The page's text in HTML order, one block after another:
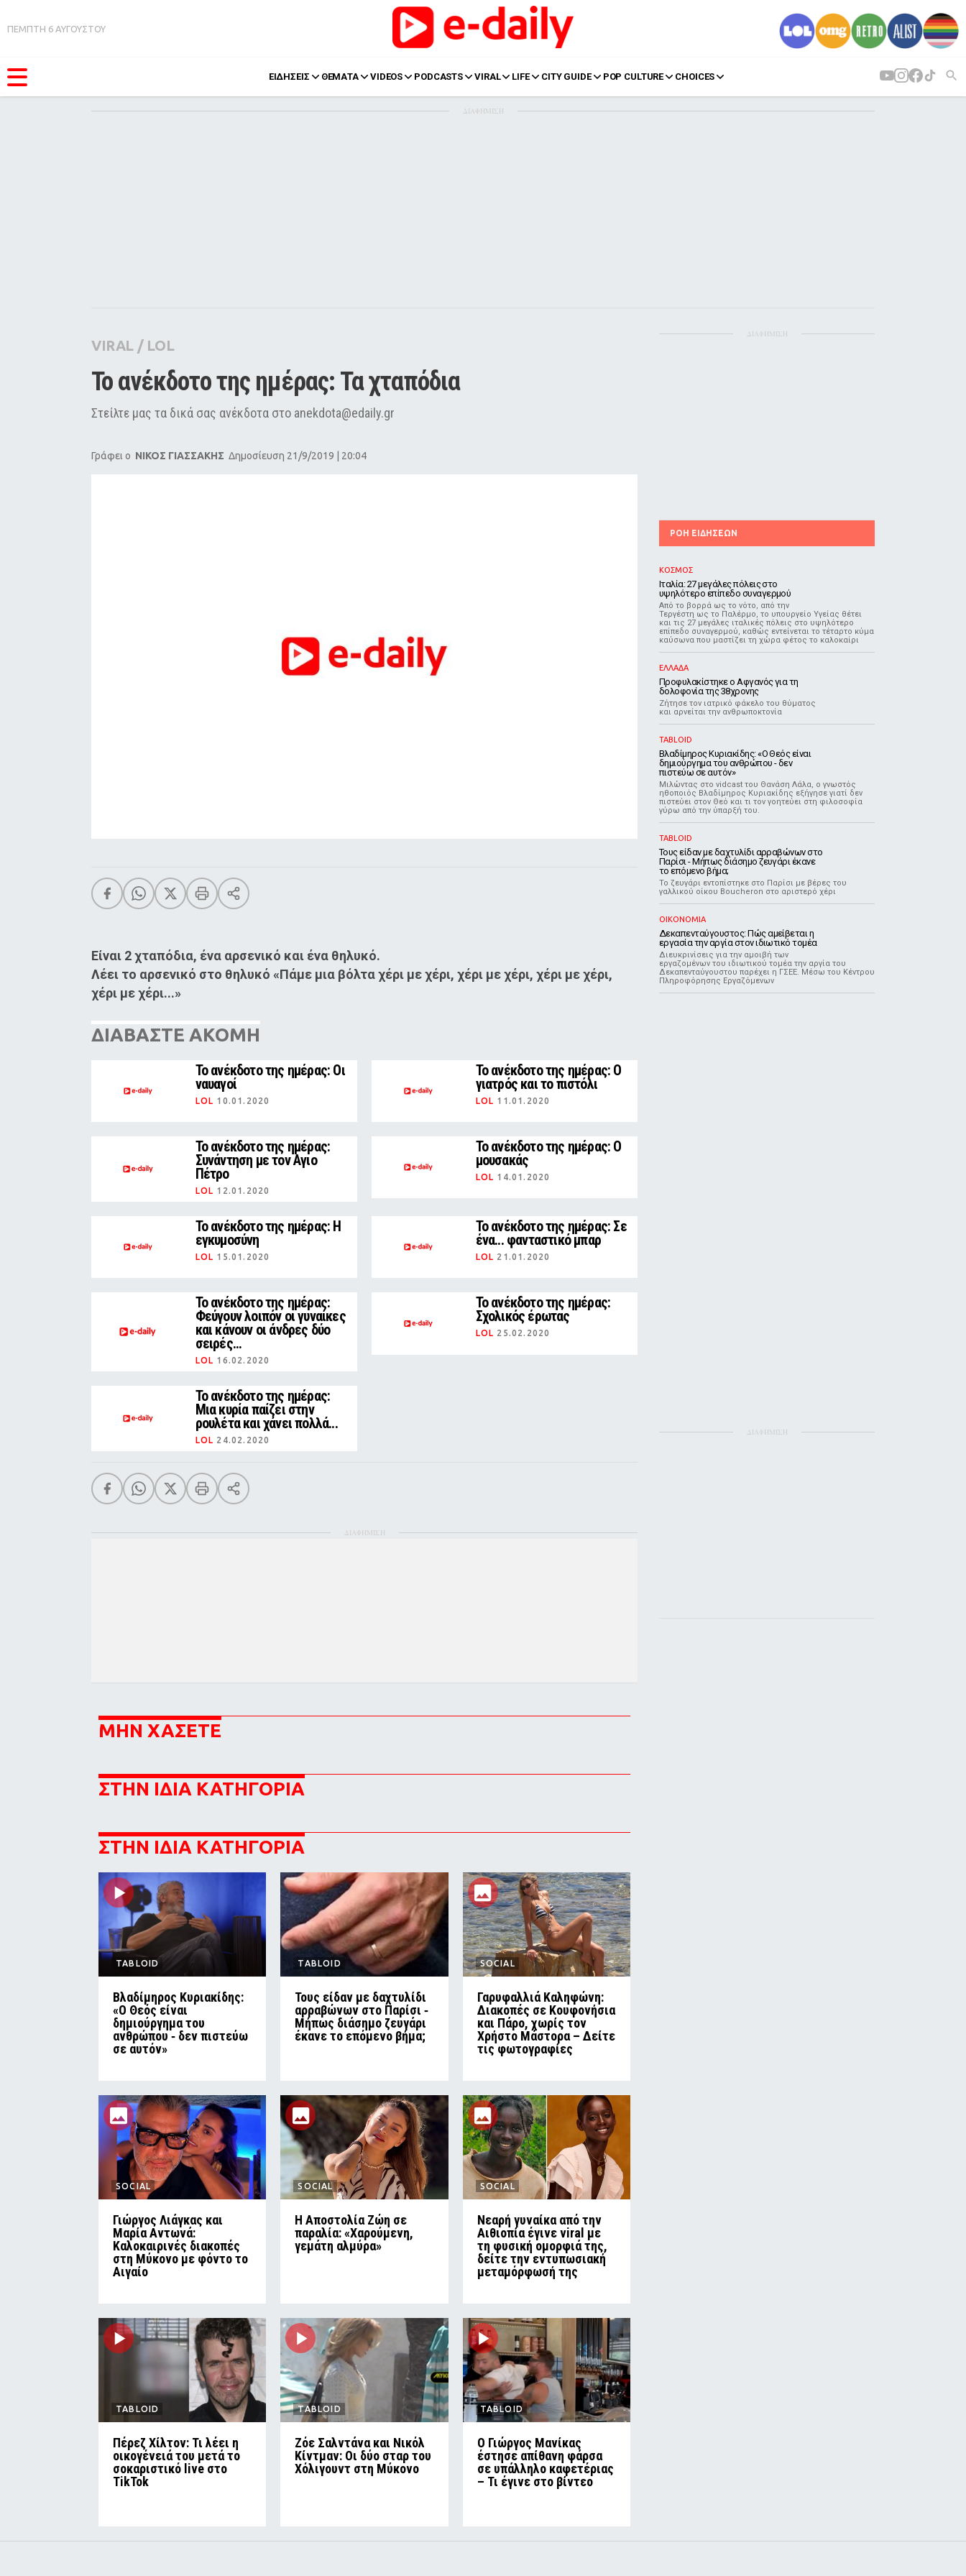
ΠΕΜΠΤΗ 6 ΑΥΓΟΥΣΤΟΥ
ΕΙΔΗΣΕΙΣ ΘΕΜΑΤΑ VIDEOS PODCASTS VIRAL LIFE CITY GUIDE POP CULTURE CHOICES
Pop Culture
Agenda
ΔΙΑΦΗΜΙΣΗ
VIRAL / LOL
Το ανέκδοτο της ημέρας: Τα χταπόδια
Στείλτε μας τα δικά σας ανέκδοτα στο anekdota@edaily.gr
Γράφει ο ΝΙΚΟΣ ΓΙΑΣΣΑΚΗΣ Δημοσίευση 21/9/2019 | 20:04
Είναι 2 χταπόδια, ένα αρσενικό και ένα θηλυκό.
Λέει το αρσενικό στο θηλυκό «Πάμε μια βόλτα χέρι με χέρι, χέρι με χέρι, χέρι με χέρι,
χέρι με χέρι...»
ΔΙΑΒΑΣΤΕ ΑΚΟΜΗ
Το ανέκδοτο της ημέρας: Οι
ναυαγοί
LOL 10.01.2020
Το ανέκδοτο της ημέρας: Ο
γιατρός και το πιστόλι
LOL 11.01.2020
Το ανέκδοτο της ημέρας:
Συνάντηση με τον Αγιο
Πέτρο
LOL 12.01.2020
Το ανέκδοτο της ημέρας: O
μουσακάς
LOL 14.01.2020
Το ανέκδοτο της ημέρας: Η
εγκυμοσύνη
LOL 15.01.2020
Το ανέκδοτο της ημέρας: Σε
ένα... φανταστικό μπαρ
LOL 21.01.2020
Το ανέκδοτο της ημέρας:
Φεύγουν λοιπόν οι γυναίκες
και κάνουν οι άνδρες δύο
σειρές...
LOL 16.02.2020
Το ανέκδοτο της ημέρας:
Σχολικός έρωτας
LOL 25.02.2020
Το ανέκδοτο της ημέρας:
Μια κυρία παίζει στην
ρουλέτα και χάνει πολλά...
LOL 24.02.2020
ΔΙΑΦΗΜΙΣΗ
ΜΗΝ ΧΑΣΕΤΕ
ΣΤΗΝ ΙΔΙΑ ΚΑΤΗΓΟΡΙΑ
ΣΤΗΝ ΙΔΙΑ ΚΑΤΗΓΟΡΙΑ
TABLOID
Βλαδίμηρος Κυριακίδης:
«Ο Θεός είναι
δημιούργημα του
ανθρώπου ‑ δεν πιστεύω
σε αυτόν»
TABLOID
Τους είδαν με δαχτυλίδι
αρραβώνων στο Παρίσι ‑
Μήπως διάσημο ζευγάρι
έκανε το επόμενο βήμα;
SOCIAL
Γαρυφαλλιά Καληφώνη:
Διακοπές σε Κουφονήσια
και Πάρο, χωρίς τον
Χρήστο Μάστορα – Δείτε
τις φωτογραφίες
SOCIAL
Γιώργος Λιάγκας και
Μαρία Αντωνά:
Καλοκαιρινές διακοπές
στη Μύκονο με φόντο το
Αιγαίο
SOCIAL
Η Αποστολία Ζώη σε
παραλία: «Χαρούμενη,
γεμάτη αλμύρα»
SOCIAL
Νεαρή γυναίκα από την
Αιθιοπία έγινε viral με
τη φυσική ομορφιά της,
δείτε την εντυπωσιακή
μεταμόρφωσή της
TABLOID
Πέρεζ Χίλτον: Τι λέει η
οικογένειά του μετά το
σοκαριστικό live στο
TikTok
TABLOID
Ζόε Σαλντάνα και Νικόλ
Κίντμαν: Οι δύο σταρ του
Χόλιγουντ στη Μύκονο
TABLOID
Ο Γιώργος Μανίκας
έστησε απίθανη φάρσα
σε υπάλληλο καφετέριας
– Τι έγινε στο βίντεο
ΔΙΑΦΗΜΙΣΗ
ΡΟΗ ΕΙΔΗΣΕΩΝ
ΚΟΣΜΟΣ
Ιταλία: 27 μεγάλες πόλεις στο
υψηλότερο επίπεδο συναγερμού
Από το βορρά ως το νότο, από την
Τεργέστη ως το Παλέρμο, το υπουργείο Υγείας θέτει
και τις 27 μεγάλες ιταλικές πόλεις στο υψηλότερο
επίπεδο συναγερμού, καθώς εντείνεται το τέταρτο κύμα
καύσωνα που μαστίζει τη χώρα φέτος το καλοκαίρι
ΕΛΛΑΔΑ
Προφυλακίστηκε ο Αφγανός για τη
δολοφονία της 38χρονης
Ζήτησε τον ιατρικό φάκελο του θύματος
και αρνείται την ανθρωποκτονία
TABLOID
Βλαδίμηρος Κυριακίδης: «Ο Θεός είναι
δημιούργημα του ανθρώπου - δεν
πιστεύω σε αυτόν»
Μιλώντας στο vidcast του Θανάση Λάλα, ο γνωστός
ηθοποιός Βλαδίμηρος Κυριακίδης εξήγησε γιατί δεν
πιστεύει στον Θεό και τι τον γοητεύει στη φιλοσοφία
γύρω από την ύπαρξή του.
TABLOID
Τους είδαν με δαχτυλίδι αρραβώνων στο
Παρίσι - Μήπως διάσημο ζευγάρι έκανε
το επόμενο βήμα;
Το ζευγάρι εντοπίστηκε στο Παρίσι με βέρες του
γαλλικού οίκου Boucheron στο αριστερό χέρι
ΟΙΚΟΝΟΜΙΑ
Δεκαπενταύγουστος: Πώς αμείβεται η
εργασία την αργία στον ιδιωτικό τομέα
Διευκρινίσεις για την αμοιβή των
εργαζομένων του ιδιωτικού τομέα την αργία του
Δεκαπενταύγουστου παρέχει η ΓΣΕΕ. Μέσω του Κέντρου
Πληροφόρησης Εργαζόμενων
ΔΙΑΦΗΜΙΣΗ